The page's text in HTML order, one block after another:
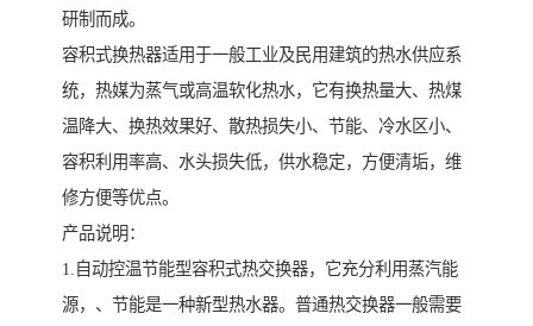
研制而成。
容积式换热器适用于一般工业及民用建筑的热水供应系
统，热媒为蒸气或高温软化热水，它有换热量大、热煤
温降大、换热效果好、散热损失小、节能、冷水区小、
容积利用率高、水头损失低，供水稳定，方便清垢，维
修方便等优点。
产品说明：
1.自动控温节能型容积式热交换器，它充分利用蒸汽能
源，、节能是一种新型热水器。普通热交换器一般需要